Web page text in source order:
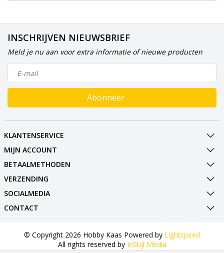
INSCHRIJVEN NIEUWSBRIEF
Meld je nu aan voor extra informatie of nieuwe producten
Abonneer
KLANTENSERVICE
MIJN ACCOUNT
BETAALMETHODEN
VERZENDING
SOCIALMEDIA
CONTACT
© Copyright 2026 Hobby Kaas Powered by Lightspeed
All rights reserved by InStijl Media